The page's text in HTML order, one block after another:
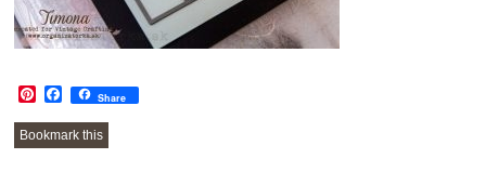
Pinterest
Facebook
Share
Bookmark this